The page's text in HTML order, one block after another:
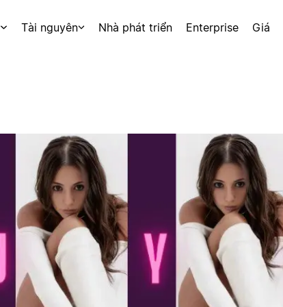
Tài nguyên Nhà phát triển Enterprise Giá